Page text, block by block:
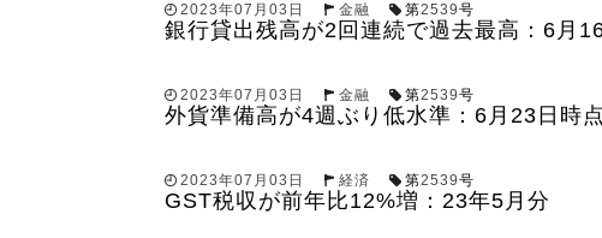
2023年07月03日 金融 第2539号
銀行貸出残高が2回連続で過去最高：6月
2023年07月03日 金融 第2539号
外貨準備高が4週ぶり低水準：6月23日時
2023年07月03日 経済 第2539号
GST税収が前年比12%増：23年5月分